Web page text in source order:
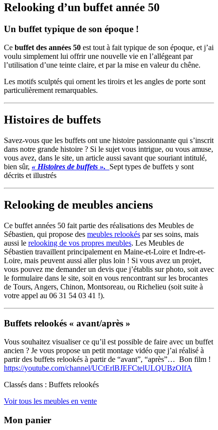
Relooking d’un buffet année 50
Un buffet typique de son époque !
Ce buffet des années 50 est tout à fait typique de son époque, et j’ai
voulu simplement lui offrir une nouvelle vie en l’allégeant par
l’utilisation d’une teinte claire, et par la mise en valeur du chêne.
Les motifs sculptés qui ornent les tiroirs et les angles de porte sont
particulièrement remarquables.
Histoires de buffets
Savez-vous que les buffets ont une histoire passionnante qui s’inscrit
dans notre grande histoire ? Si le sujet vous intrigue, ou vous amuse,
vous avez, dans le site, un article aussi savant que souriant intitulé,
bien sûr, « Histoires de buffets ». Sept types de buffets y sont
décrits et illustrés
Relooking de meubles anciens
Ce buffet années 50 fait partie des réalisations des Meubles de
Sébastien, qui propose des meubles relookés par ses soins, mais
aussi le relooking de vos propres meubles. Les Meubles de
Sébastien travaillent principalement en Maine-et-Loire et Indre-et-
Loire, mais peuvent aussi aller plus loin ! Si vous avez un projet,
vous pouvez me demander un devis que j’établis sur photo, soit avec
le formulaire dans le site, soit en vous rencontrant sur les brocantes
de Tours, Angers, Chinon, Montsoreau, ou Richelieu (soit suite à
votre appel au 06 31 54 03 41 !).
Buffets relookés « avant/après »
Vous souhaitez visualiser ce qu’il est possible de faire avec un buffet
ancien ? Je vous propose un petit montage vidéo que j’ai réalisé à
partir des buffets relookés à partir de “avant”, “après”… Bon film !
https://youtube.com/channel/UCtErlBJEFCtelULQUBzOIfA
Classés dans : Buffets relookés
Voir tous les meubles en vente
Mon panier